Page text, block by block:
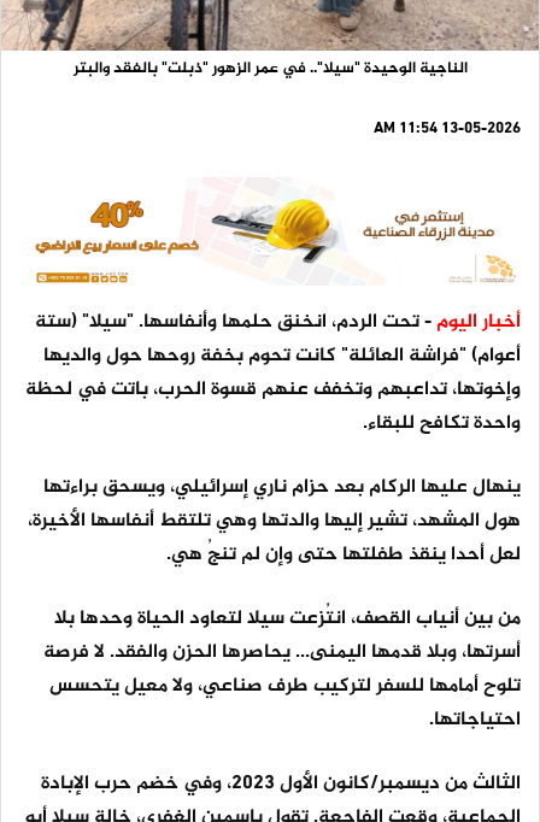
الناجية الوحيدة "سيلا".. في عمر الزهور "ذبلت" بالفقد والبتر
13-05-2026 11:54 AM
أخبار اليوم- تحت الردم، انخنق حلمها وأنفاسها. "سيلا" (ستة
أعوام) "فراشة العائلة" كانت تحوم بخفة روحها حول والديها
وإخوتها، تداعبهم وتخفف عنهم قسوة الحرب، باتت في لحظة
واحدة تكافح للبقاء.
ينهال عليها الركام بعد حزام ناري إسرائيلي، ويسحق براءتها
هول المشهد، تشير إليها والدتها وهي تلتقط أنفاسها الأخيرة،
لعل أحدا ينقذ طفلتها حتى وإن لم تنجُ هي.
من بين أنياب القصف، انتُزعت سيلا لتعاود الحياة وحدها بلا
أسرتها، وبلا قدمها اليمنى... يحاصرها الحزن والفقد. لا فرصة
تلوح أمامها للسفر لتركيب طرف صناعي، ولا معيل يتحسس
احتياجاتها.
الثالث من ديسمبر/كانون الأول 2023، وفي خضم حرب الإبادة